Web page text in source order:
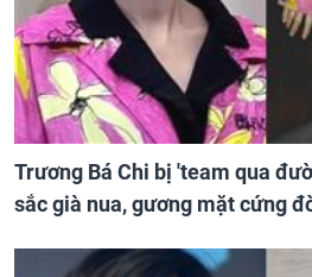
Trương Bá Chi bị 'team qua
sắc già nua, gương mặt cứng